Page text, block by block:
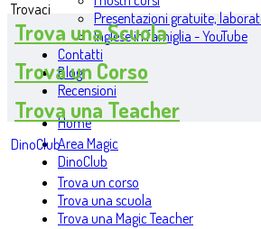
Presentazioni gratuite,
Inglese in famiglia - YouTube
Contatti
Blog
Recensioni
Home
Area Magic
DinoClub
Trova un corso
Trova una scuola
Trova una Magic Teacher
Trovaci
Trova una Scuola
Trova un Corso
Trova una Teacher
DinoClub